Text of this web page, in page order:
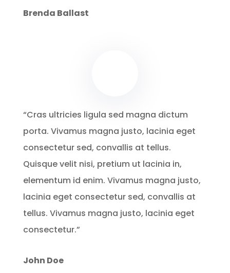
Brenda Ballast
“Cras ultricies ligula sed magna dictum
porta. Vivamus magna justo, lacinia eget
consectetur sed, convallis at tellus.
Quisque velit nisi, pretium ut lacinia in,
elementum id enim. Vivamus magna justo,
lacinia eget consectetur sed, convallis at
tellus. Vivamus magna justo, lacinia eget
consectetur.”
John Doe